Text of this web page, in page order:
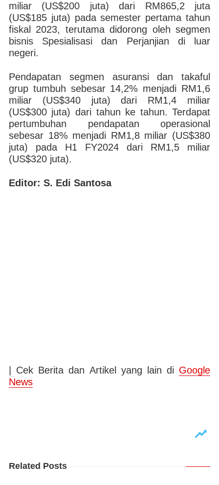
miliar (US$200 juta) dari RM865,2 juta
(US$185 juta) pada semester pertama tahun
fiskal 2023, terutama didorong oleh segmen
bisnis Spesialisasi dan Perjanjian di luar
negeri.
Pendapatan segmen asuransi dan takaful
grup tumbuh sebesar 14,2% menjadi RM1,6
miliar (US$340 juta) dari RM1,4 miliar
(US$300 juta) dari tahun ke tahun. Terdapat
pertumbuhan pendapatan operasional
sebesar 18% menjadi RM1,8 miliar (US$380
juta) pada H1 FY2024 dari RM1,5 miliar
(US$320 juta).
Editor: S. Edi Santosa
| Cek Berita dan Artikel yang lain di Google
News
Related Posts